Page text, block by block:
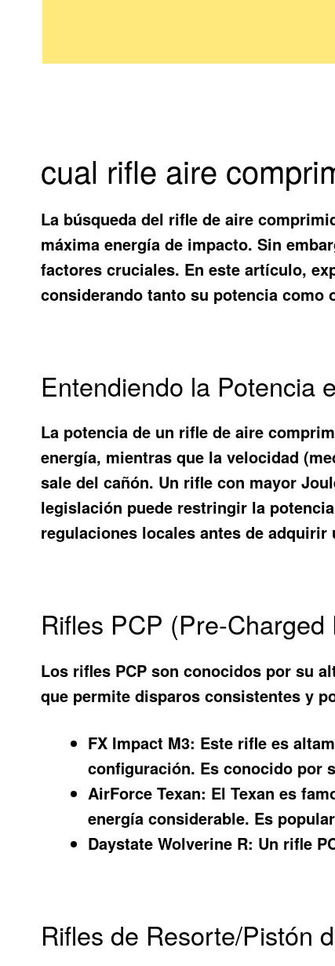
cual rifle aire
La búsqueda del rifle de aire
máxima energía de impacto. Sin
factores cruciales. En este artículo,
considerando tanto su potencia como
Entendiendo la Potencia
La potencia de un rifle de aire
energía, mientras que la velocidad
sale del cañón. Un rifle con mayor
legislación puede restringir la
regulaciones locales antes de adquirir
Rifles PCP (Pre-
Los rifles PCP son conocidos por su
que permite disparos consistentes y
FX Impact M3: Este rifle es
configuración. Es conocido por
AirForce Texan: El Texan es
energía considerable. Es
Daystate Wolverine R: Un rifle
Rifles de Resorte/Pistón